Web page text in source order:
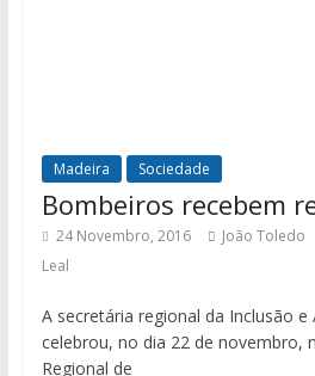
Madeira Sociedade
Bombeiros recebem
24 Novembro, 2016 João Toledo
Leal
A secretária regional da Inclusão e
celebrou, no dia 22 de novembro,
Regional de